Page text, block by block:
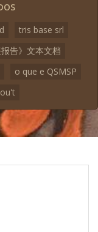
tris base srl
告》文本文档
o que e QSMSP